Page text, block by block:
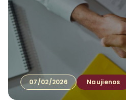
07/02/2026 Naujienos